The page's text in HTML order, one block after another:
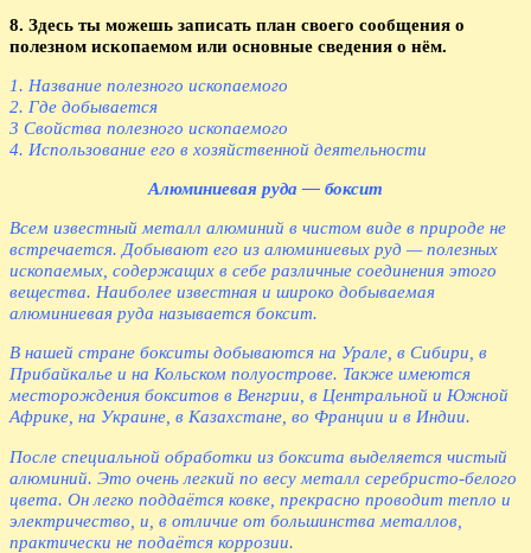
8. Здесь ты можешь записать план своего сообщения о
полезном ископаемом или основные сведения о нём.
1. Название полезного ископаемого
2. Где добывается
3 Свойства полезного ископаемого
4. Использование его в хозяйственной деятельности
Алюминиевая руда — боксит
Всем известный металл алюминий в чистом виде в природе не
встречается. Добывают его из алюминиевых руд — полезных
ископаемых, содержащих в себе различные соединения этого
вещества. Наиболее известная и широко добываемая
алюминиевая руда называется боксит.
В нашей стране бокситы добываются на Урале, в Сибири, в
Прибайкалье и на Кольском полуострове. Также имеются
месторождения бокситов в Венгрии, в Центральной и Южной
Африке, на Украине, в Казахстане, во Франции и в Индии.
После специальной обработки из боксита выделяется чистый
алюминий. Это очень легкий по весу металл серебристо-белого
цвета. Он легко поддаётся ковке, прекрасно проводит тепло и
электричество, и, в отличие от большинства металлов,
практически не подаётся коррозии.